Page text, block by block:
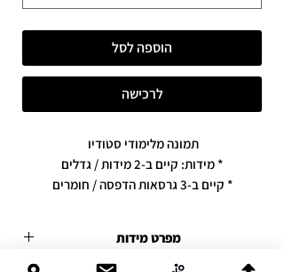
הוספה לסל
לרכישה
תמונה מלימודי סטודיו
* מידות: קיים ב-2 מידות / גדלים
* קיים ב-3 גרסאות הדפסה / חומרים
מפרט מידות